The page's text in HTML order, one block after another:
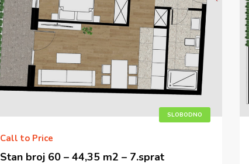
SLOBODNO
Call to Price
Stan broj 60 – 44,35 m2 – 7.sprat